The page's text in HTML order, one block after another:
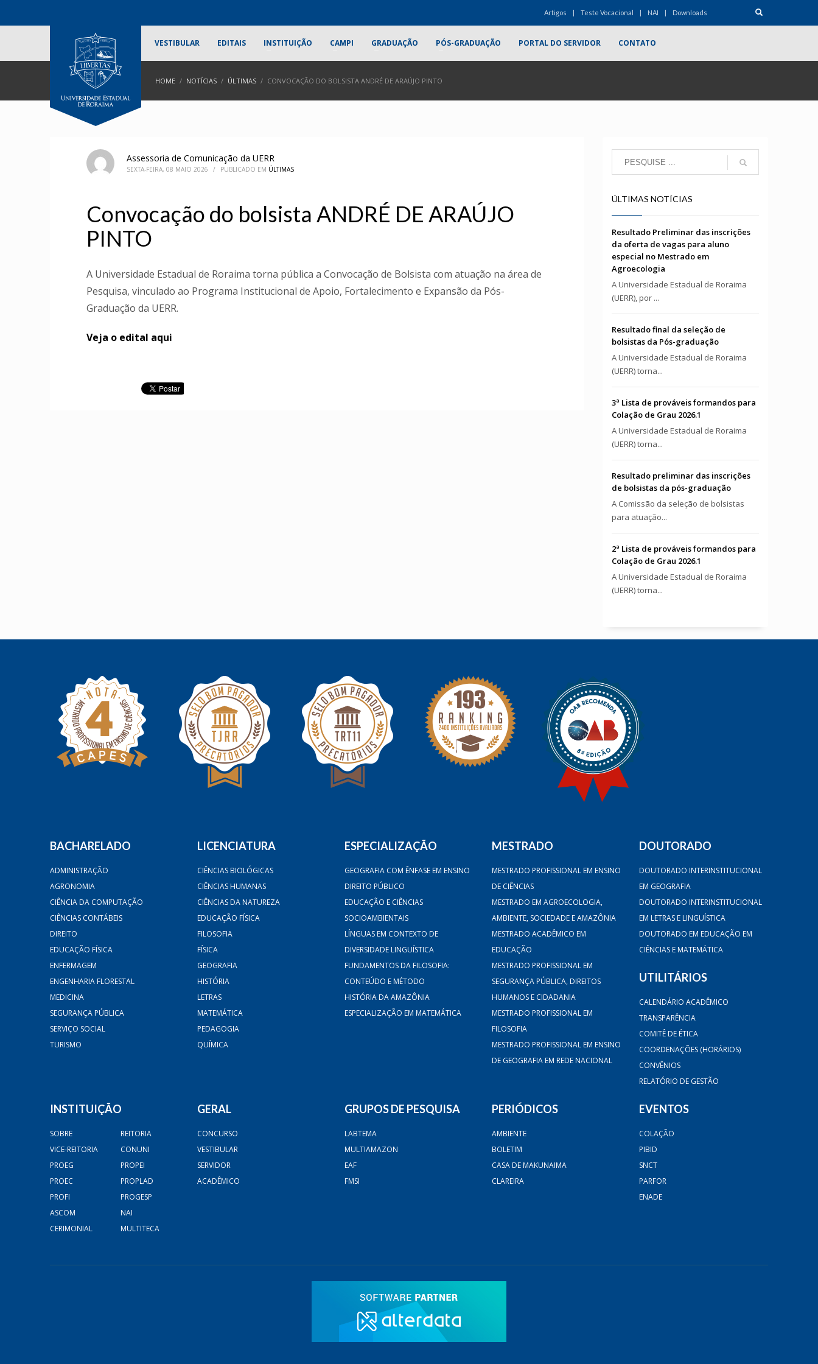
Artigos Teste Vocacional NAI Downloads
VESTIBULAR EDITAIS INSTITUIÇÃO CAMPI GRADUAÇÃO PÓS-GRADUAÇÃO PORTAL DO SERVIDOR CONTATO
HOME NOTÍCIAS ÚLTIMAS CONVOCAÇÃO DO BOLSISTA ANDRÉ DE ARAÚJO PINTO
Assessoria de Comunicação da UERR
SEXTA-FEIRA, 08 MAIO 2026 / PUBLICADO EM ÚLTIMAS
Convocação do bolsista ANDRÉ DE ARAÚJO
PINTO
A Universidade Estadual de Roraima torna pública a Convocação de Bolsista com atuação na área de
Pesquisa, vinculado ao Programa Institucional de Apoio, Fortalecimento e Expansão da Pós-
Graduação da UERR.
Veja o edital aqui
ÚLTIMAS NOTÍCIAS
Resultado Preliminar das inscrições
da oferta de vagas para aluno
especial no Mestrado em
Agroecologia
A Universidade Estadual de Roraima
(UERR), por ...
Resultado final da seleção de
bolsistas da Pós-graduação
A Universidade Estadual de Roraima
(UERR) torna...
3ª Lista de prováveis formandos para
Colação de Grau 2026.1
A Universidade Estadual de Roraima
(UERR) torna...
Resultado preliminar das inscrições
de bolsistas da pós-graduação
A Comissão da seleção de bolsistas
para atuação...
2ª Lista de prováveis formandos para
Colação de Grau 2026.1
A Universidade Estadual de Roraima
(UERR) torna...
BACHARELADO
ADMINISTRAÇÃO
AGRONOMIA
CIÊNCIA DA COMPUTAÇÃO
CIÊNCIAS CONTÁBEIS
DIREITO
EDUCAÇÃO FÍSICA
ENFERMAGEM
ENGENHARIA FLORESTAL
MEDICINA
SEGURANÇA PÚBLICA
SERVIÇO SOCIAL
TURISMO
LICENCIATURA
CIÊNCIAS BIOLÓGICAS
CIÊNCIAS HUMANAS
CIÊNCIAS DA NATUREZA
EDUCAÇÃO FÍSICA
FILOSOFIA
FÍSICA
GEOGRAFIA
HISTÓRIA
LETRAS
MATEMÁTICA
PEDAGOGIA
QUÍMICA
ESPECIALIZAÇÃO
GEOGRAFIA COM ÊNFASE EM ENSINO
DIREITO PÚBLICO
EDUCAÇÃO E CIÊNCIAS
SOCIOAMBIENTAIS
LÍNGUAS EM CONTEXTO DE
DIVERSIDADE LINGUÍSTICA
FUNDAMENTOS DA FILOSOFIA:
CONTEÚDO E MÉTODO
HISTÓRIA DA AMAZÔNIA
ESPECIALIZAÇÃO EM MATEMÁTICA
MESTRADO
MESTRADO PROFISSIONAL EM ENSINO
DE CIÊNCIAS
MESTRADO EM AGROECOLOGIA,
AMBIENTE, SOCIEDADE E AMAZÔNIA
MESTRADO ACADÊMICO EM
EDUCAÇÃO
MESTRADO PROFISSIONAL EM
SEGURANÇA PÚBLICA, DIREITOS
HUMANOS E CIDADANIA
MESTRADO PROFISSIONAL EM
FILOSOFIA
MESTRADO PROFISSIONAL EM ENSINO
DE GEOGRAFIA EM REDE NACIONAL
DOUTORADO
DOUTORADO INTERINSTITUCIONAL
EM GEOGRAFIA
DOUTORADO INTERINSTITUCIONAL
EM LETRAS E LINGUÍSTICA
DOUTORADO EM EDUCAÇÃO EM
CIÊNCIAS E MATEMÁTICA
UTILITÁRIOS
CALENDÁRIO ACADÊMICO
TRANSPARÊNCIA
COMITÊ DE ÉTICA
COORDENAÇÕES (HORÁRIOS)
CONVÊNIOS
RELATÓRIO DE GESTÃO
INSTITUIÇÃO
SOBRE
REITORIA
VICE-REITORIA
CONUNI
PROEG
PROPEI
PROEC
PROPLAD
PROFI
PROGESP
ASCOM
NAI
CERIMONIAL
MULTITECA
GERAL
CONCURSO
VESTIBULAR
SERVIDOR
ACADÊMICO
GRUPOS DE PESQUISA
LABTEMA
MULTIAMAZON
EAF
FMSI
PERIÓDICOS
AMBIENTE
BOLETIM
CASA DE MAKUNAIMA
CLAREIRA
EVENTOS
COLAÇÃO
PIBID
SNCT
PARFOR
ENADE